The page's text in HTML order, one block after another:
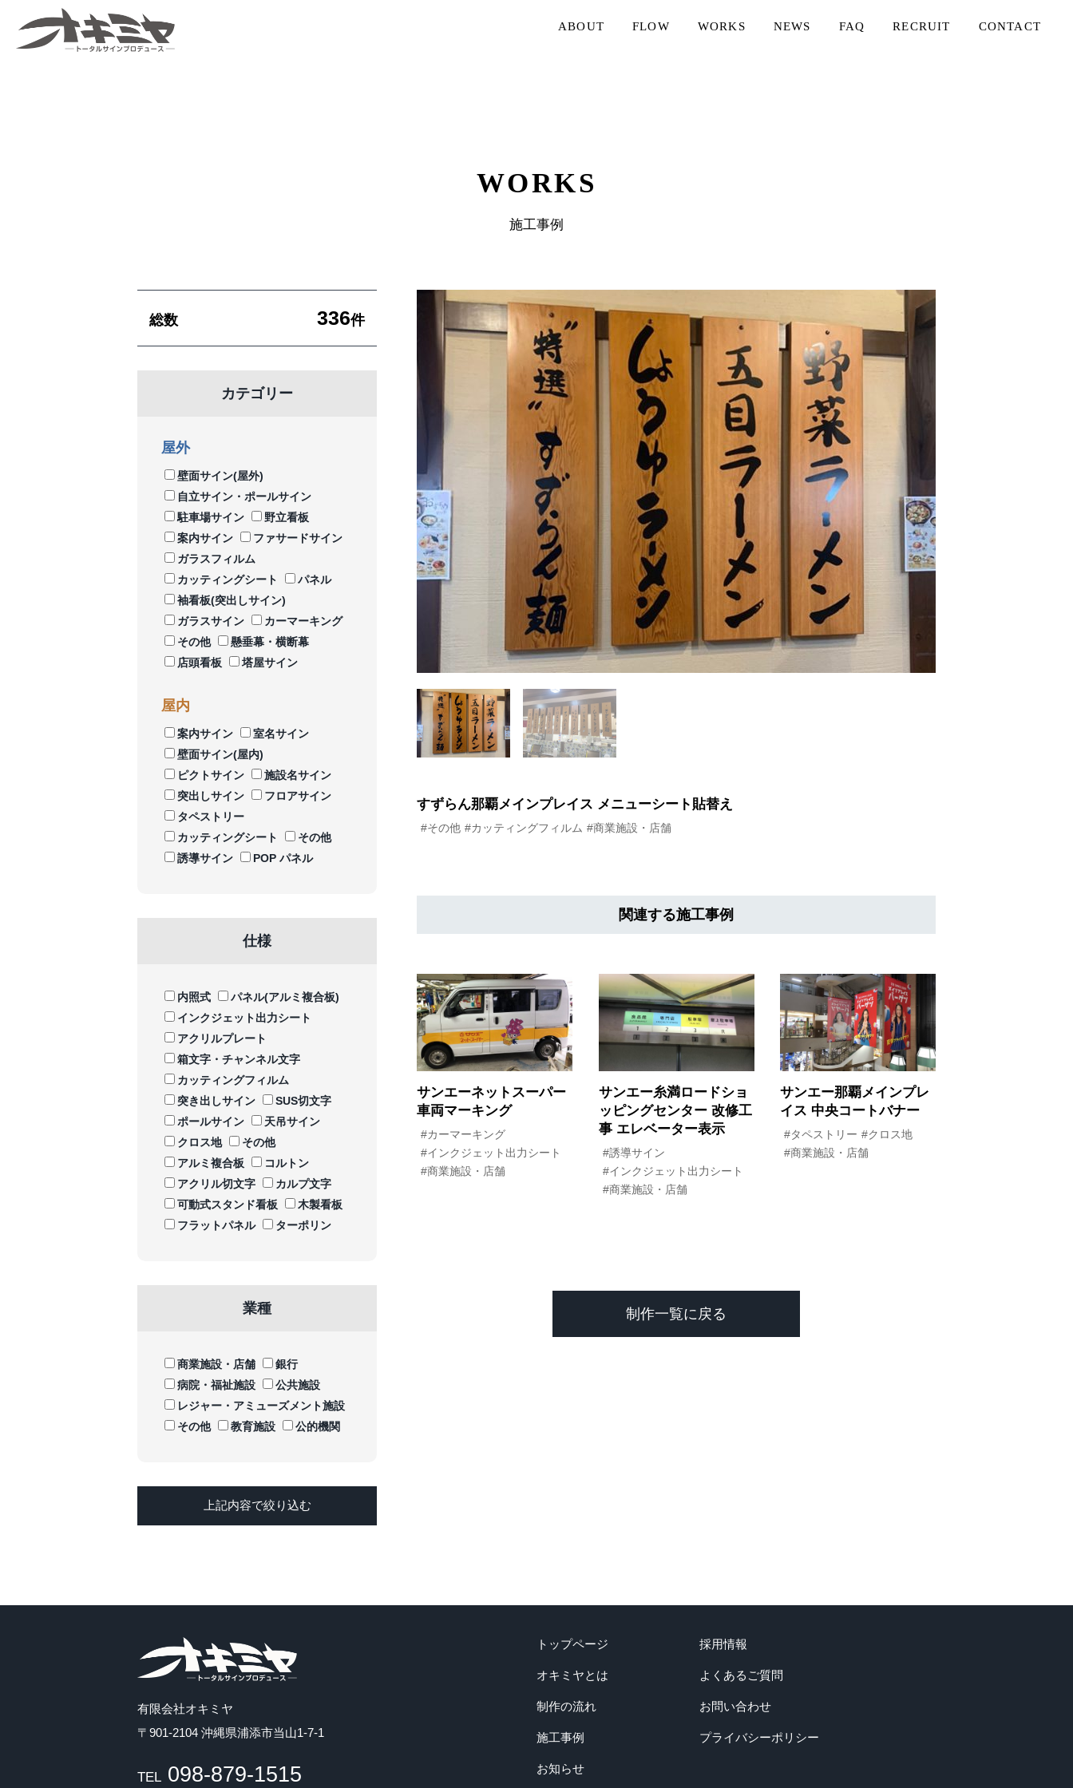
ABOUT FLOW WORKS NEWS FAQ RECRUIT CONTACT
WORKS
施工事例
すずらん那覇メインプレイス メニューシート貼替え
#その他 #カッティングフィルム #商業施設・店舗
関連する施工事例
サンエーネットスーパー
車両マーキング
#カーマーキング
#インクジェット出力シート
#商業施設・店舗
サンエー糸満ロードショ
ッピングセンター 改修工
事 エレベーター表示
#誘導サイン
#インクジェット出力シート
#商業施設・店舗
サンエー那覇メインプレ
イス 中央コートバナー
#タペストリー #クロス地
#商業施設・店舗
制作一覧に戻る
総数 336件
カテゴリー
屋外
壁面サイン(屋外)
自立サイン・ポールサイン
駐車場サイン
野立看板
案内サイン
ファサードサイン
ガラスフィルム
カッティングシート
パネル
袖看板(突出しサイン)
ガラスサイン
カーマーキング
その他
懸垂幕・横断幕
店頭看板
塔屋サイン
屋内
案内サイン
室名サイン
壁面サイン(屋内)
ピクトサイン
施設名サイン
突出しサイン
フロアサイン
タペストリー
カッティングシート
その他
誘導サイン
POP パネル
仕様
内照式
パネル(アルミ複合板)
インクジェット出力シート
アクリルプレート
箱文字・チャンネル文字
カッティングフィルム
突き出しサイン
SUS切文字
ポールサイン
天吊サイン
クロス地
その他
アルミ複合板
コルトン
アクリル切文字
カルプ文字
可動式スタンド看板
木製看板
フラットパネル
ターポリン
業種
商業施設・店舗
銀行
病院・福祉施設
公共施設
レジャー・アミューズメント施設
その他
教育施設 公的機関
上記内容で絞り込む
有限会社オキミヤ
〒901-2104 沖縄県浦添市当山1-7-1
TEL 098-879-1515
トップページ
オキミヤとは
制作の流れ
施工事例
お知らせ
採用情報
よくあるご質問
お問い合わせ
プライバシーポリシー